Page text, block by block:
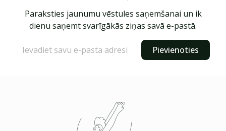
Paraksties jaunumu vēstules saņemšanai un ik
dienu saņemt svarīgākās ziņas savā e-pastā.
Pievienoties